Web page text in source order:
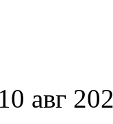
авг